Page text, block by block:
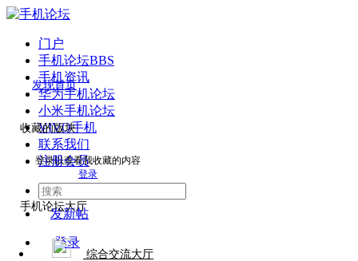
门户
手机论坛BBS
手机资讯
华为手机论坛
小米手机论坛
VIVO手机
联系我们
注册会员
发新帖
登录
发现首页
收藏的版块
登录以查看我收藏的内容
登录
手机论坛大厅
综合交流大厅